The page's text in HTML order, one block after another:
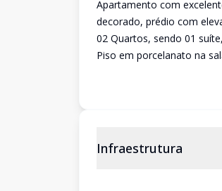
Apartamento com
decorado, prédio com
02 Quartos, sendo 01
Piso em porcelanato na
Infraestrutura